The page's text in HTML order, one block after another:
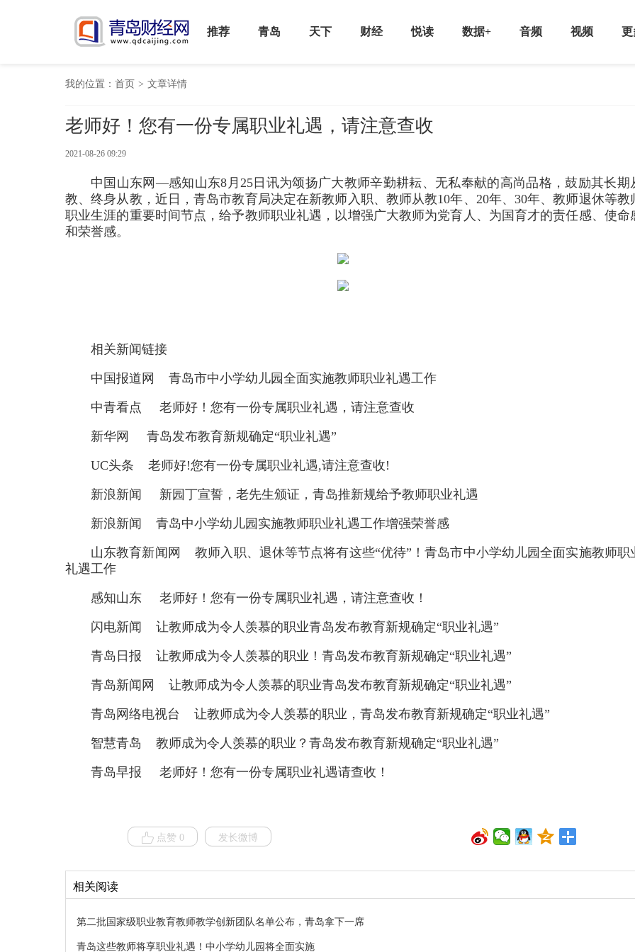
推荐 青岛 天下 财经 悦读 数据+ 音频 视频 更
我的位置： 首页 > 文章详情
老师好！您有一份专属职业礼遇，请注意查收
2021-08-26 09:29
中国山东网—感知山东8月25日讯为颂扬广大教师辛勤耕耘、无私奉献的高尚品格，鼓励其长期
教、终身从教，近日，青岛市教育局决定在新教师入职、教师从教10年、20年、30年、教师退休等教
职业生涯的重要时间节点，给予教师职业礼遇，以增强广大教师为党育人、为国育才的责任感、使命
和荣誉感。
相关新闻链接
中国报道网 青岛市中小学幼儿园全面实施教师职业礼遇工作
中青看点 老师好！您有一份专属职业礼遇，请注意查收
新华网 青岛发布教育新规确定“职业礼遇”
UC头条 老师好!您有一份专属职业礼遇,请注意查收!
新浪新闻 新园丁宣誓，老先生颁证，青岛推新规给予教师职业礼遇
新浪新闻 青岛中小学幼儿园实施教师职业礼遇工作增强荣誉感
山东教育新闻网教师入职、退休等节点将有这些“优待”！青岛市中小学幼儿园全面实施教师职
礼遇工作
感知山东 老师好！您有一份专属职业礼遇，请注意查收！
闪电新闻 让教师成为令人羡慕的职业青岛发布教育新规确定“职业礼遇”
青岛日报 让教师成为令人羡慕的职业！青岛发布教育新规确定“职业礼遇”
青岛新闻网 让教师成为令人羡慕的职业青岛发布教育新规确定“职业礼遇”
青岛网络电视台 让教师成为令人羡慕的职业，青岛发布教育新规确定“职业礼遇”
智慧青岛 教师成为令人羡慕的职业？青岛发布教育新规确定“职业礼遇”
青岛早报 老师好！您有一份专属职业礼遇请查收！
点赞 0 发长微博
相关阅读
第二批国家级职业教育教师教学创新团队名单公布，青岛拿下一席
青岛这些教师将享职业礼遇！中小学幼儿园将全面实施